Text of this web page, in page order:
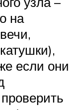
на
если они